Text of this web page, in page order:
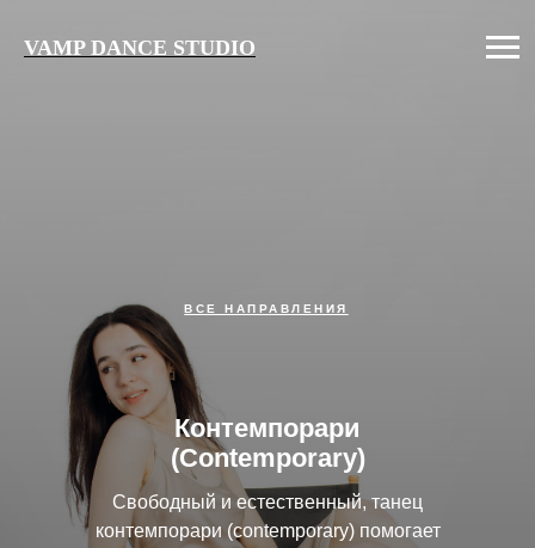
VAMP DANCE STUDIO
Контемпорари
(Contemporary)
Свободный и естественный, танец
контемпорари (contemporary) помогает
ВСЕ НАПРАВЛЕНИЯ